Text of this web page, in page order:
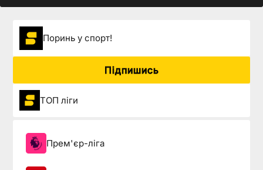
Поринь у спорт!
Підпишись
ТОП ліги
Прем'єр-ліга